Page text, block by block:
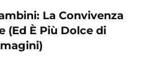
La Convivenza
(Ed È Più Dolce di